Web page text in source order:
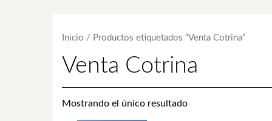
Inicio / Productos etiquetados “Venta Cotrina”
Venta Cotrina
Mostrando el único resultado